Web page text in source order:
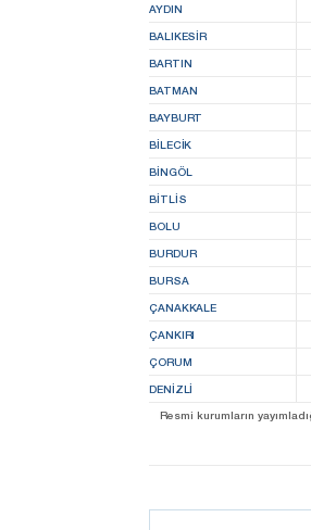
AYDIN
BALIKESIR
BARTIN
BATMAN
BAYBURT
BILECIK
BINGÖL
BITLIS
BOLU
BURDUR
BURSA
ÇANAKKALE
ÇANKIRI
ÇORUM
DENIZLI
Resmi kurumların